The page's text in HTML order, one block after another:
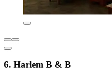
6. Harlem B & B